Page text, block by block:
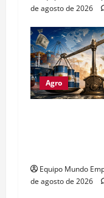
de agosto de 2026
Agro
Equipo Mundo
de agosto de 2026